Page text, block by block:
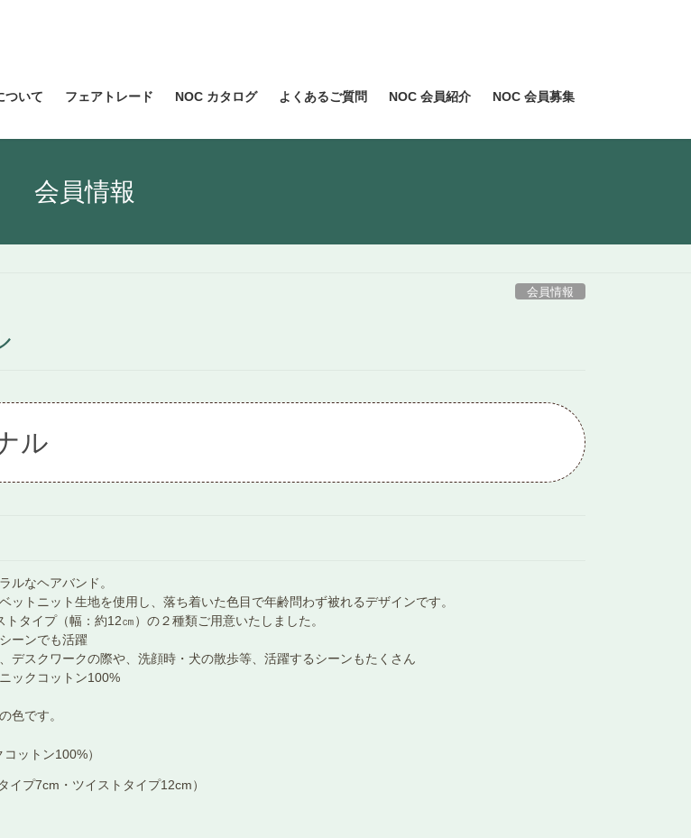
ついて フェアトレード NOC カタログ よくあるご質問 NOC 会員紹介 NOC 会員募集
会員情報
会員情報
ル
ルなヘアバンド。
ットニット生地を使用し、落ち着いた色目で年齢問わず被れるデザインです。
タイプ（幅：約12㎝）の２種類ご用意いたしました。
ーンでも活躍
デスクワークの際や、洗顔時・犬の散歩等、活躍するシーンもたくさん
ックコットン100%
色です。
ットン100%）
イプ7cm・ツイストタイプ12cm）